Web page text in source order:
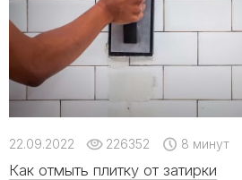
22.09.2022 226352 8 минут
Как отмыть плитку от затирки